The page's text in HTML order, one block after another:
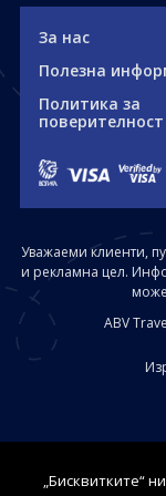
За нас
Полезна
Политика за
поверителност
Уважаеми клиенти,
и рекламна цел.
ABV
„Бисквитките“